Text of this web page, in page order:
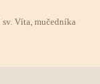
Víta, mučedníka